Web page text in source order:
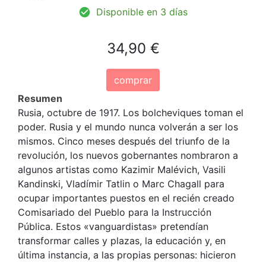
Disponible en 3 días
34,90 €
comprar
Resumen
Rusia, octubre de 1917. Los bolcheviques toman el
poder. Rusia y el mundo nunca volverán a ser los
mismos. Cinco meses después del triunfo de la
revolución, los nuevos gobernantes nombraron a
algunos artistas como Kazimir Malévich, Vasili
Kandinski, Vladímir Tatlin o Marc Chagall para
ocupar importantes puestos en el recién creado
Comisariado del Pueblo para la Instrucción
Pública. Estos «vanguardistas» pretendían
transformar calles y plazas, la educación y, en
última instancia, a las propias personas: hicieron